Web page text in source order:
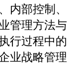
内部控制
管理方法
行过程中
业战略管